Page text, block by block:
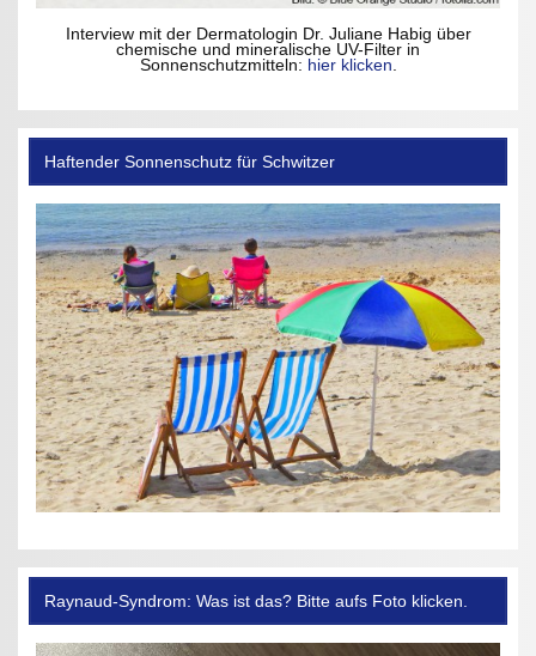
Interview mit der Dermatologin Dr. Juliane Habig über
chemische und mineralische UV-Filter in
Sonnenschutzmitteln: hier klicken.
Haftender Sonnenschutz für Schwitzer
Raynaud-Syndrom: Was ist das? Bitte aufs Foto klicken.